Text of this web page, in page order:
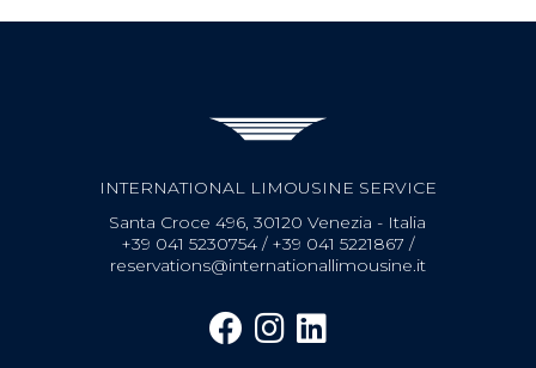
INTERNATIONAL LIMOUSINE SERVICE
Santa Croce 496, 30120 Venezia - Italia
+39 041 5230754 / +39 041 5221867 /
reservations@internationallimousine.it